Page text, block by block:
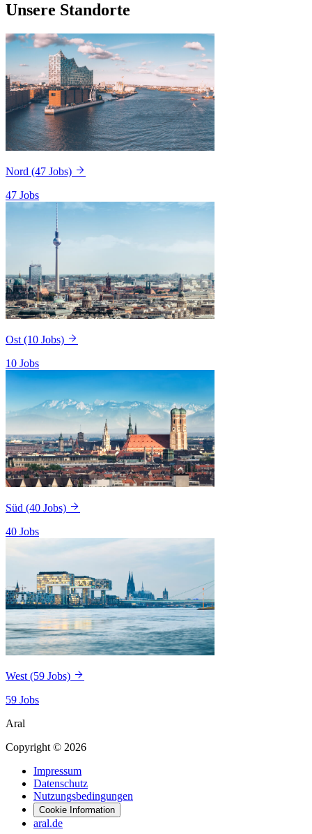
Unsere Standorte
Nord (47 Jobs)
47 Jobs
Ost (10 Jobs)
10 Jobs
Süd (40 Jobs)
40 Jobs
West (59 Jobs)
59 Jobs
Aral
Copyright © 2026
Impressum
Datenschutz
Nutzungsbedingungen
Cookie Information
aral.de